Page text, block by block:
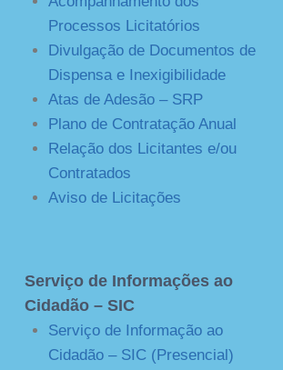
Processos Licitatórios
Divulgação de Documentos de
Dispensa e Inexigibilidade
Atas de Adesão – SRP
Plano de Contratação Anual
Relação dos Licitantes e/ou
Contratados
Aviso de Licitações
Serviço de Informações ao
Cidadão – SIC
Serviço de Informação ao
Cidadão – SIC (Presencial)